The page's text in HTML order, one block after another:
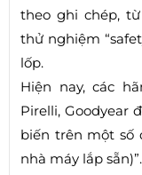
theo ghi chép,
thử nghiệm
lốp.
Hiện nay, các
Pirelli, Goodyear
biến trên một số
nhà máy lắp sẵn)”.